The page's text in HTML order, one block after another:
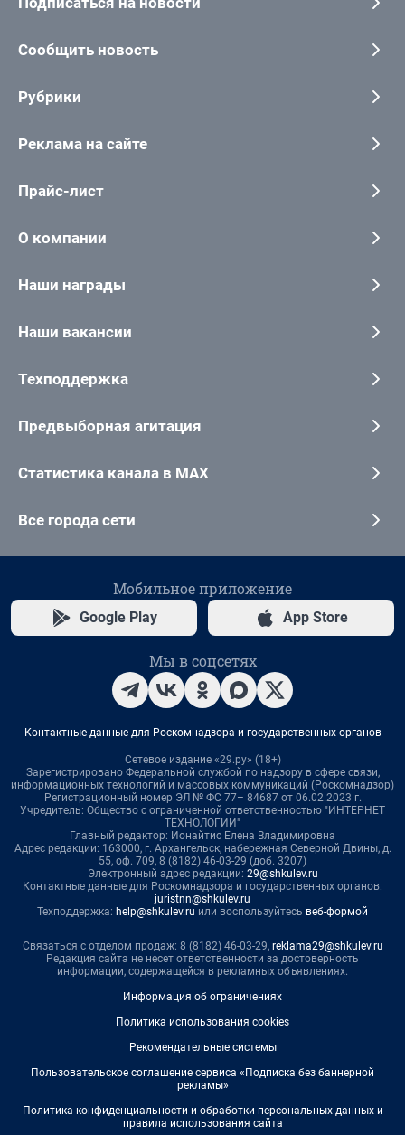
Сообщить новость
Рубрики
Реклама на сайте
Прайс-лист
О компании
Наши награды
Наши вакансии
Техподдержка
Предвыборная агитация
Статистика канала в MAX
Все города сети
Мобильное приложение
Google Play App Store
Мы в соцсетях
Контактные данные для Роскомнадзора и государственных органов
Сетевое издание «29.ру» (18+)
Зарегистрировано Федеральной службой по надзору в сфере связи,
информационных технологий и массовых коммуникаций (Роскомнадзор)
Регистрационный номер ЭЛ № ФС 77– 84687 от 06.02.2023 г.
Учредитель: Общество с ограниченной ответственностью "ИНТЕРНЕТ
ТЕХНОЛОГИИ"
Главный редактор: Ионайтис Елена Владимировна
Адрес редакции: 163000, г. Архангельск, набережная Северной Двины, д.
55, оф. 709, 8 (8182) 46-03-29 (доб. 3207)
Электронный адрес редакции: 29@shkulev.ru
Контактные данные для Роскомнадзора и государственных органов:
juristnn@shkulev.ru
Техподдержка: help@shkulev.ru или воспользуйтесь веб-формой
Связаться с отделом продаж: 8 (8182) 46-03-29, reklama29@shkulev.ru
Редакция сайта не несет ответственности за достоверность
информации, содержащейся в рекламных объявлениях.
Информация об ограничениях
Политика использования cookies
Рекомендательные системы
Пользовательское соглашение сервиса «Подписка без баннерной
рекламы»
Политика конфиденциальности и обработки персональных данных и
правила использования сайта